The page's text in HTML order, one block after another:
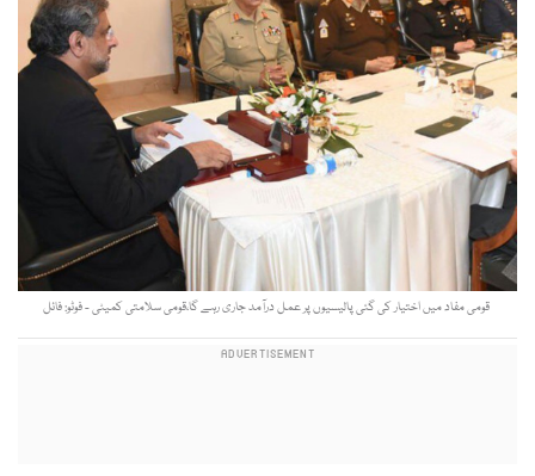
قومی مفاد میں اختیار کی گئی پالیسیوں پر عمل درآمد جاری رہے گا،قومی سلامتی کمیٹی - فوٹو: فائل